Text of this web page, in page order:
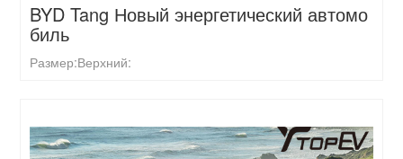
BYD Tang Новый энергетический автомо
биль
Размер:Верхний: